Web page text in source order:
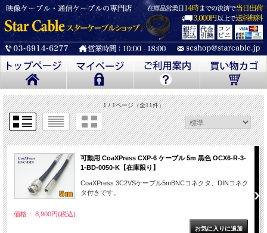
1 / 1ページ（全11件）
可動用 CoaXPress CXP-6 ケーブル 5m 黒色 OCX6-R-3-
1-BD-0050-K【在庫限り】
CoaXPress 3C2VSケーブル5mBNCコネクタ、DINコネク
タ付きです。
価格： 8,900円(税込)